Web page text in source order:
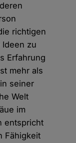
richtigen
zu
Erfahrung
mehr als
seiner
Welt
im
entspricht
Fähigkeit